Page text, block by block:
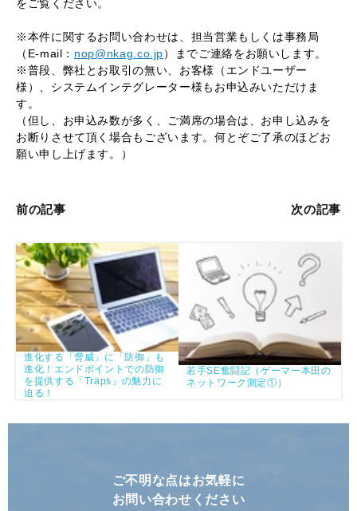
をご覧ください。
※本件に関するお問い合わせは、担当営業もしくは事務局
（E-mail： nop@nkag.co.jp）までご連絡をお願いします。
※普段、弊社とお取引の無い、お客様（エンドユーザー
様）、システムインテグレーター様もお申込みいただけま
す。
（但し、お申込み数が多く、ご満席の場合は、お申し込みを
お断りさせて頂く場合もございます。何とぞご了承のほどお
願い申し上げます。）
前の記事
進化する「脅威」に「防御」も
進化！エンドポイントでの防御
を提供する「Traps」の魅力に
迫る！
次の記事
若手SE奮闘記（ゲーマー本田の
ネットワーク測定①）
ご不明な点はお気軽に
お問い合わせください